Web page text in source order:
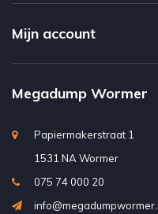
Mijn account
Megadump Wormer
Papiermakerstraat 1
1531 NA Wormer
075 74 000 20